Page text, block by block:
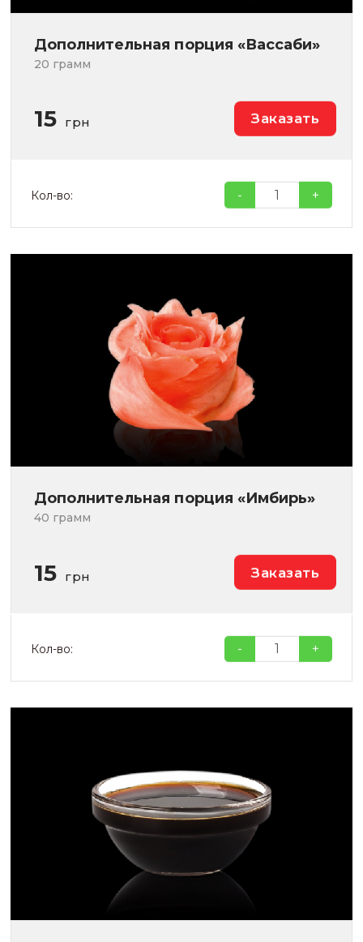
Дополнительная порция «Вассаби»
20 грамм
15 грн Заказать
Кол-во: - +
Дополнительная порция «Имбирь»
40 грамм
15 грн Заказать
Кол-во: - +